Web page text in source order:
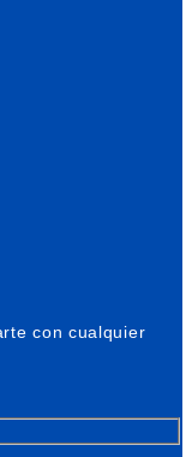
con cualquier